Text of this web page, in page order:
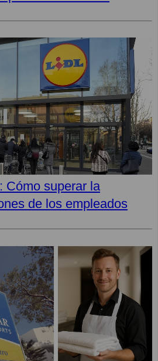
Cómo superar la
de los empleados